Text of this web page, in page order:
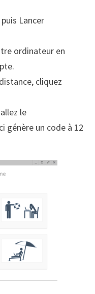
Lancer
ordinateur en
cliquez
le
génère un code à 12